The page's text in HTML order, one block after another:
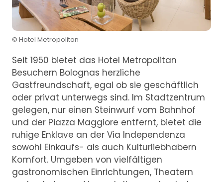
© Hotel Metropolitan
Seit 1950 bietet das Hotel Metropolitan
Besuchern Bolognas herzliche
Gastfreundschaft, egal ob sie geschäftlich
oder privat unterwegs sind. Im Stadtzentrum
gelegen, nur einen Steinwurf vom Bahnhof
und der Piazza Maggiore entfernt, bietet die
ruhige Enklave an der Via Independenza
sowohl Einkaufs- als auch Kulturliebhabern
Komfort. Umgeben von vielfältigen
gastronomischen Einrichtungen, Theatern